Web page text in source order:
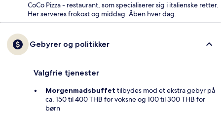
CoCo Pizza - restaurant, som specialiserer sig i italienske retter.
Her serveres frokost og middag. Åben hver dag.
Gebyrer og politikker
Valgfrie tjenester
Morgenmadsbuffet tilbydes mod et ekstra gebyr på
ca. 150 til 400 THB for voksne og 100 til 300 THB for
børn